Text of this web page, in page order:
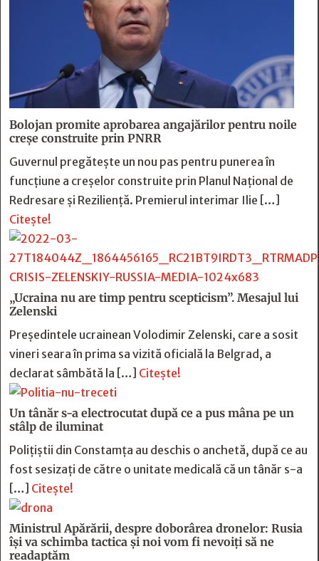
Bolojan promite aprobarea angajărilor pentru noile
creșe construite prin PNRR
Guvernul pregătește un nou pas pentru punerea în
funcțiune a creșelor construite prin Planul Național de
Redresare și Reziliență. Premierul interimar Ilie […]
Citește!
„Ucraina nu are timp pentru scepticism”. Mesajul lui
Zelenski
Preşedintele ucrainean Volodimir Zelenski, care a sosit
vineri seara în prima sa vizită oficială la Belgrad, a
declarat sâmbătă la […] Citește!
Un tânăr s-a electrocutat după ce a pus mâna pe un
stâlp de iluminat
Poliţiştii din Constamţa au deschis o anchetă, după ce au
fost sesizaţi de către o unitate medicală că un tânăr s-a
[…] Citește!
Ministrul Apărării, despre doborârea dronelor: Rusia
îşi va schimba tactica şi noi vom fi nevoiţi să ne
readaptăm